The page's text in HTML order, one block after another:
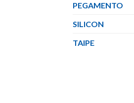
PEGAMENTO
SILICON
TAIPE